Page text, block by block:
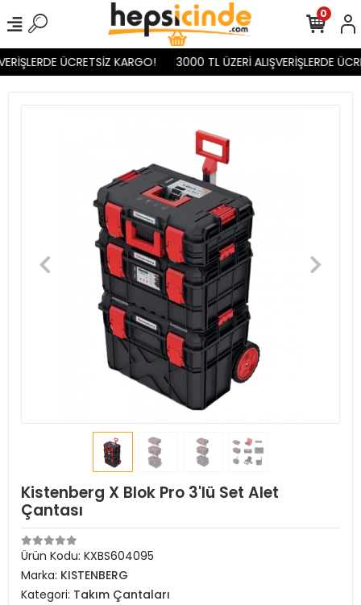
ÜCRETSİZ KARGO! 3000 TL ÜZERİ ALIŞVERİŞLERDE
0
Kistenberg X Blok Pro 3'lü Set Alet
Çantası
Ürün Kodu: KXBS604095
Marka: KISTENBERG
Kategori: Takım Çantaları